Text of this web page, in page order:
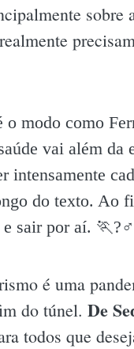
sobre
modo como
vai além
do texto. Ao
e sair por aí. 🏃?♂️
é uma
do túnel. De
todos que